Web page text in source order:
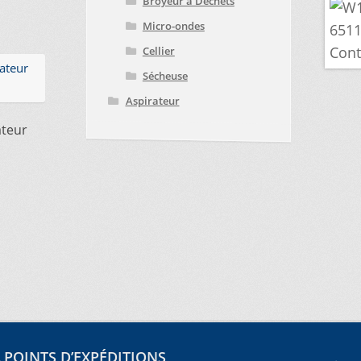
Micro-ondes
Cellier
Sécheuse
Aspirateur
POINTS D’EXPÉDITIONS